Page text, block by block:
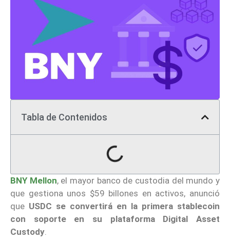
Tabla de Contenidos
BNY Mellon, el mayor banco de custodia del mundo y
que gestiona unos $59 billones en activos, anunció
que USDC se convertirá en la primera stablecoin
con soporte en su plataforma Digital Asset
Custody